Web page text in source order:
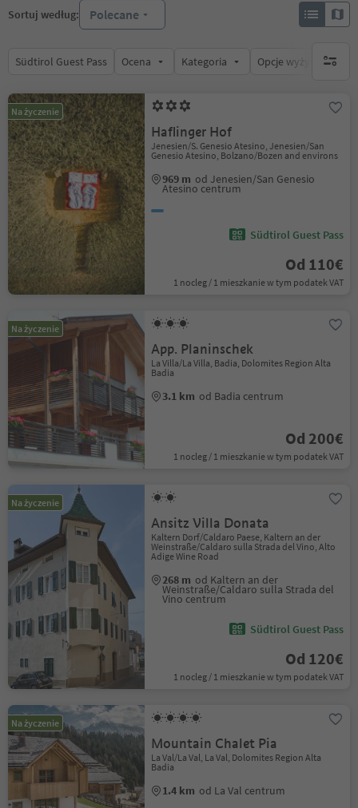
Sortuj według: Polecane
Südtirol Guest Pass Ocena Kategoria Opcje wyżywieniabrak
Na życzenie
Haflinger Hof
Jenesien/S. Genesio Atesino, Jenesien/San
Genesio Atesino, Bolzano/Bozen and environs
969 m od Jenesien/San Genesio
Atesino centrum
Südtirol Guest Pass
Od 110€
1 nocleg / 1 mieszkanie w tym podatek VAT
Na życzenie
App. Planinschek
La Villa/La Villa, Badia, Dolomites Region Alta
Badia
3.1 km od Badia centrum
Od 200€
1 nocleg / 1 mieszkanie w tym podatek VAT
Na życzenie
Ansitz Villa Donata
Kaltern Dorf/Caldaro Paese, Kaltern an der
Weinstraße/Caldaro sulla Strada del Vino, Alto
Adige Wine Road
268 m od Kaltern an der
Weinstraße/Caldaro sulla Strada del
Vino centrum
Südtirol Guest Pass
Od 120€
1 nocleg / 1 mieszkanie w tym podatek VAT
Na życzenie
Mountain Chalet Pia
La Val/La Val, La Val, Dolomites Region Alta
Badia
1.4 km od La Val centrum